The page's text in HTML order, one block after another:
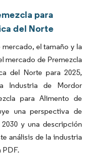
para
del Norte
el tamaño y la
mercado de Premezcla
del Norte para 2025,
Industria de Mordor
para Alimento de
una perspectiva de
y una descripción
análisis de la industria
PDF.